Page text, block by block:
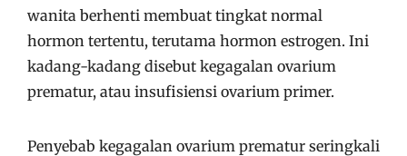
wanita berhenti membuat tingkat normal
hormon tertentu, terutama hormon estrogen. Ini
kadang-kadang disebut kegagalan ovarium
prematur, atau insufisiensi ovarium primer.
Penyebab kegagalan ovarium prematur seringkali